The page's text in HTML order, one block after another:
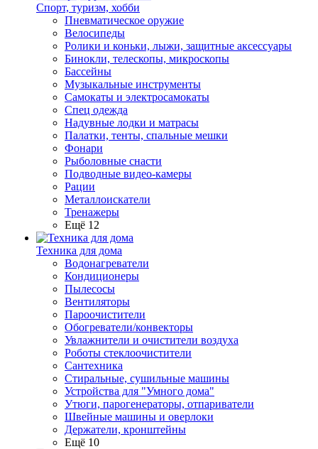
Спорт, туризм, хобби
Пневматическое оружие
Велосипеды
Ролики и коньки, лыжи, защитные аксессуары
Бинокли, телескопы, микроскопы
Бассейны
Музыкальные инструменты
Самокаты и электросамокаты
Спец одежда
Надувные лодки и матрасы
Палатки, тенты, спальные мешки
Фонари
Рыболовные снасти
Подводные видео-камеры
Рации
Металлоискатели
Тренажеры
Ещё 12
Техника для дома
Водонагреватели
Кондиционеры
Пылесосы
Вентиляторы
Пароочистители
Обогреватели/конвекторы
Увлажнители и очистители воздуха
Роботы стеклоочистители
Сантехника
Стиральные, сушильные машины
Устройства для "Умного дома"
Утюги, парогенераторы, отпариватели
Швейные машины и оверлоки
Держатели, кронштейны
Ещё 10